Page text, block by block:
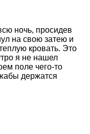
ночь, просидев
на свою затею и
кровать. Это
я не нашел
поле чего-то
держатся